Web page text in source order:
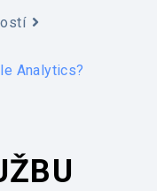
Analytics?